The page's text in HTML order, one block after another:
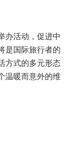
办活动，促进中
是国际旅行者的
方式的多元形态
温暖而意外的维